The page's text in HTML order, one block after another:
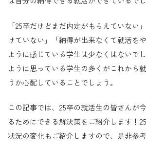
「25卒だけどまだ内定がもらえていない
けていない」「納得が出来なくて就活を
ように感じている学生は少なくはないで
ように思っている学生の多くがこれから
うか心配していることでしょう。
この記事では、25卒の就活生の皆さんが
るためにできる解決策をご紹介します！
状況の変化もご紹介しますので、是非参